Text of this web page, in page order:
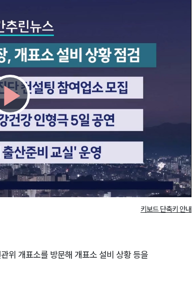
키보드 단축키 안내
위 개표소를 방문해 개표소 설비 상황 등을